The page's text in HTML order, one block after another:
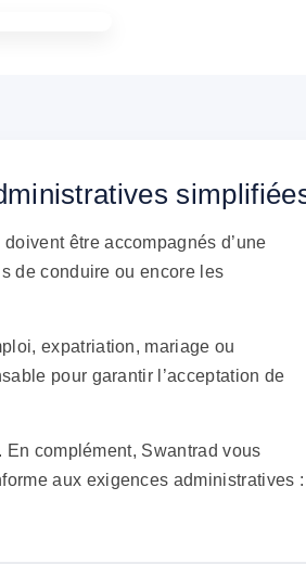
être accompagnés d’une
de conduire ou encore les
expatriation, mariage ou
pour garantir l’acceptation de
complément, Swantrad vous
aux exigences administratives :